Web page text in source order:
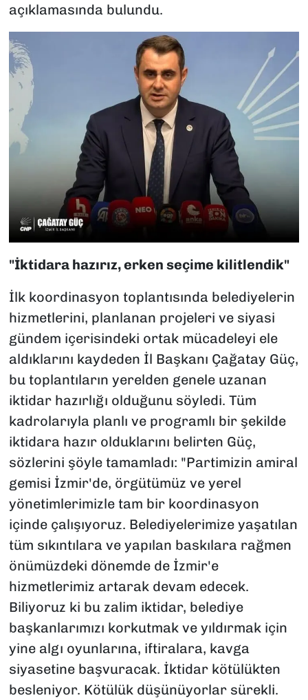
açıklamasında bulundu.
"İktidara hazırız, erken seçime kilitlendik"
İlk koordinasyon toplantısında belediyelerin
hizmetlerini, planlanan projeleri ve siyasi
gündem içerisindeki ortak mücadeleyi ele
aldıklarını kaydeden İl Başkanı Çağatay Güç,
bu toplantıların yerelden genele uzanan
iktidar hazırlığı olduğunu söyledi. Tüm
kadrolarıyla planlı ve programlı bir şekilde
iktidara hazır olduklarını belirten Güç,
sözlerini şöyle tamamladı: "Partimizin amiral
gemisi İzmir'de, örgütümüz ve yerel
yönetimlerimizle tam bir koordinasyon
içinde çalışıyoruz. Belediyelerimize yaşatılan
tüm sıkıntılara ve yapılan baskılara rağmen
önümüzdeki dönemde de İzmir'e
hizmetlerimiz artarak devam edecek.
Biliyoruz ki bu zalim iktidar, belediye
başkanlarımızı korkutmak ve yıldırmak için
yine algı oyunlarına, iftiralara, kavga
siyasetine başvuracak. İktidar kötülükten
besleniyor. Kötülük düşünüyorlar sürekli.